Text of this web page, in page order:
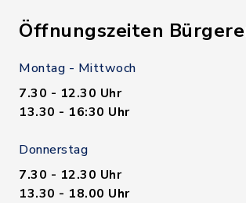
Öffnungszeiten
Montag - Mittwoch
7.30 - 12.30 Uhr
13.30 - 16:30 Uhr
Donnerstag
7.30 - 12.30 Uhr
13.30 - 18.00 Uhr